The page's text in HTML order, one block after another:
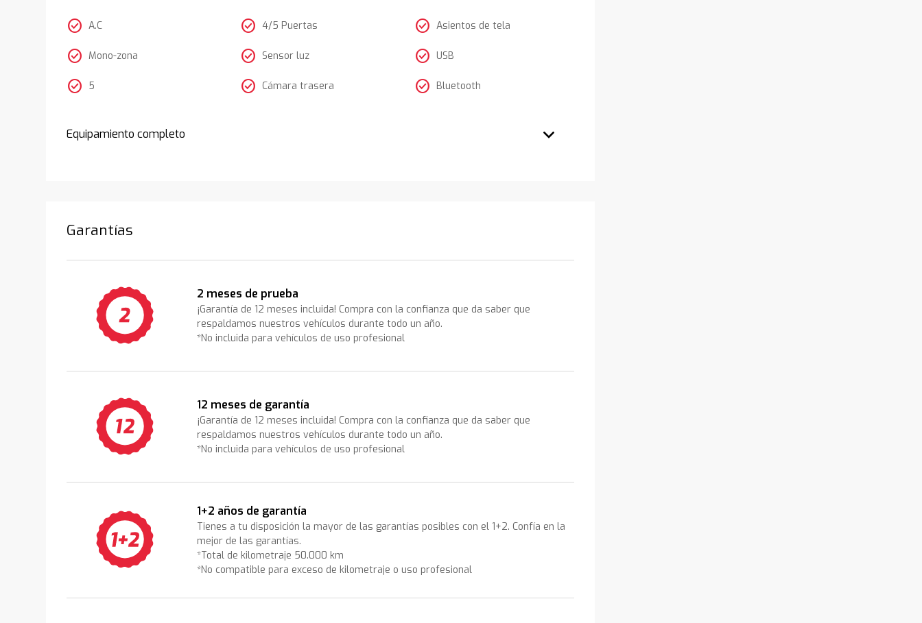
check_circle A.C
check_circle Mono-zona
check_circle 5
check_circle 4/5 Puertas
check_circle Sensor luz
check_circle Cámara trasera
check_circle Asientos de tela
check_circle USB
check_circle Bluetooth
Equipamiento completo
Garantías
2 meses de prueba
¡Garantía de 12 meses incluida! Compra con la confianza que da saber que
respaldamos nuestros vehículos durante todo un año.
*No incluida para vehículos de uso profesional
12 meses de garantía
¡Garantía de 12 meses incluida! Compra con la confianza que da saber que
respaldamos nuestros vehículos durante todo un año.
*No incluida para vehículos de uso profesional
1+2 años de garantía
Tienes a tu disposición la mayor de las garantías posibles con el 1+2. Confía en la
mejor de las garantías.
*Total de kilometraje 50.000 km
*No compatible para exceso de kilometraje o uso profesional